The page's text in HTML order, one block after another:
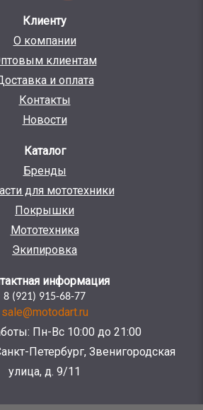
Клиенту
О компании
клиентам
и оплата
Контакты
Новости
Каталог
Бренды
для мототехники
Покрышки
Мототехника
Экипировка
информация
8 (921) 915-68-77
sale@motodart.ru
Пн-Вс 10:00 до 21:00
Петербург, Звенигородская
улица, д. 9/11